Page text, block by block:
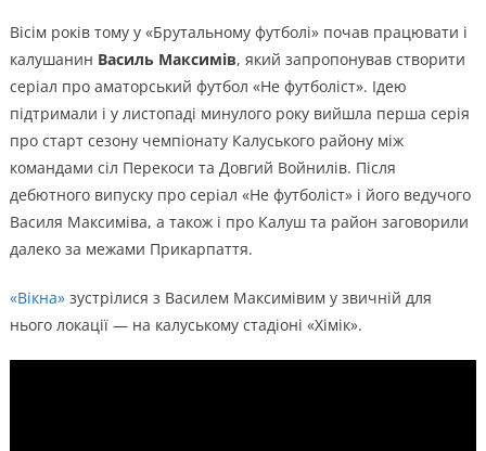
Вісім років тому у «Брутальному футболі» почав працювати і
калушанин Василь Максимів, який запропонував створити
серіал про аматорський футбол «Не футболіст». Ідею
підтримали і у листопаді минулого року вийшла перша серія
про старт сезону чемпіонату Калуського району між
командами сіл Перекоси та Довгий Войнилів. Після
дебютного випуску про серіал «Не футболіст» і його ведучого
Василя Максиміва, а також і про Калуш та район заговорили
далеко за межами Прикарпаття.
«Вікна»зустрілися з Василем Максимівим у звичній для
нього локації — на калуському стадіоні «Хімік».